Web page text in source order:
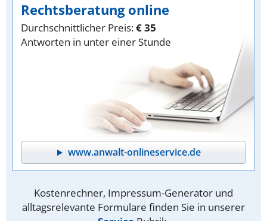
Rechtsberatung online
Durchschnittlicher Preis:€ 35
Antworten in unter einer Stunde
www.anwalt-onlineservice.de
Kostenrechner, Impressum-Generator und
alltagsrelevante Formulare finden Sie in unserer